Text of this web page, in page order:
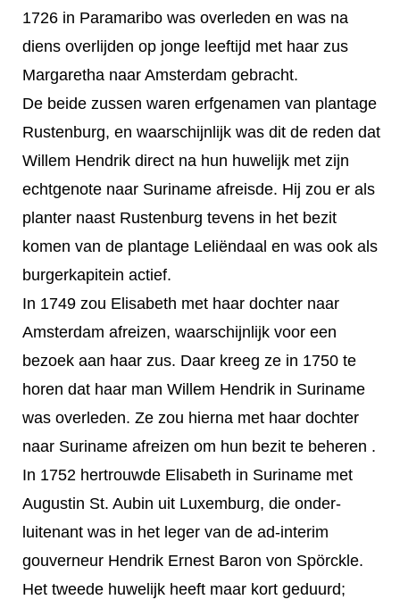
1726 in Paramaribo was overleden en was na
diens overlijden op jonge leeftijd met haar zus
Margaretha naar Amsterdam gebracht.
De beide zussen waren erfgenamen van plantage
Rustenburg, en waarschijnlijk was dit de reden dat
Willem Hendrik direct na hun huwelijk met zijn
echtgenote naar Suriname afreisde. Hij zou er als
planter naast Rustenburg tevens in het bezit
komen van de plantage Leliëndaal en was ook als
burgerkapitein actief.
In 1749 zou Elisabeth met haar dochter naar
Amsterdam afreizen, waarschijnlijk voor een
bezoek aan haar zus. Daar kreeg ze in 1750 te
horen dat haar man Willem Hendrik in Suriname
was overleden. Ze zou hierna met haar dochter
naar Suriname afreizen om hun bezit te beheren .
In 1752 hertrouwde Elisabeth in Suriname met
Augustin St. Aubin uit Luxemburg, die onder-
luitenant was in het leger van de ad-interim
gouverneur Hendrik Ernest Baron von Spörckle.
Het tweede huwelijk heeft maar kort geduurd;